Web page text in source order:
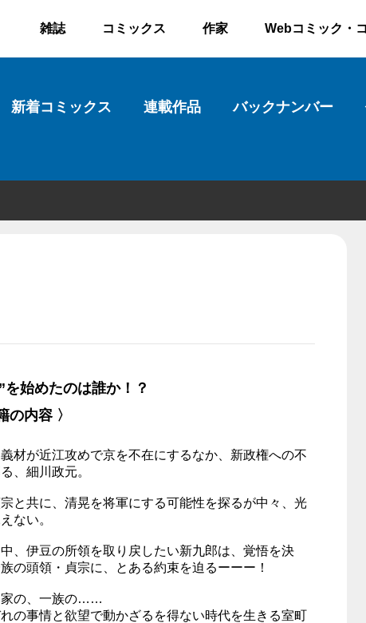
雑誌 コミックス 作家 Webコミック・
新着コミックス 連載作品 バックナンバー
を始めたのは誰か！？
の内容 〉
材が近江攻めで京を不在にするなか、新政権への不
、細川政元。
と共に、清晃を将軍にする可能性を探るが中々、光
ない。
、伊豆の所領を取り戻したい新九郎は、覚悟を決
の頭領・貞宗に、とある約束を迫るーーー！
家の、一族の……
の事情と欲望で動かざるを得ない時代を生きる室町